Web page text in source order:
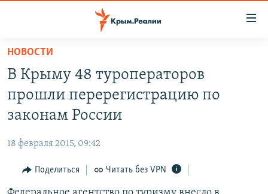
Вернуться
основному
содержанию
Вернутся
главной
навигации
Вернутся
СПЕЦПРОЕКТЫ
11 ЛЕТ ОККУПАЦИИ КРЫМА. 11 ИСТОРИЙ СОПРОТИВЛЕНИЯ
ВОДА
ЕЩЕ
ИНТЕРАКТИВ
РАДІО СВОБОДА
НОВОСТИ
В Крыму 48 туроператоров
прошли перерегистрацию по
законам России
18 февраля 2015, 09:42
Поделиться Читать без VPN